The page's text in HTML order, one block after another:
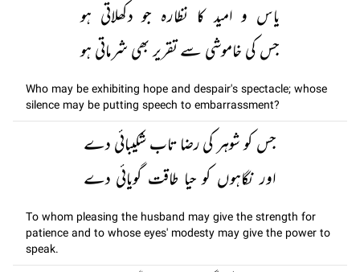
یاس و امید کا نظارہ جو دکھلاتی ہو
جس کی خاموشی سے تقریر بھی شرماتی ہو
Who may be exhibiting hope and despair's spectacle; whose
silence may be putting speech to embarrassment?
جس کو شوہر کی رضا تاب شکیبائی دے
اور نگاہوں کو حیا طاقت گویائی دے
To whom pleasing the husband may give the strength for
patience and to whose eyes' modesty may give the power to
speak.